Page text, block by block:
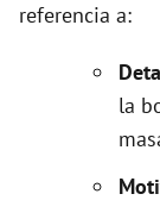
referencia a:
la